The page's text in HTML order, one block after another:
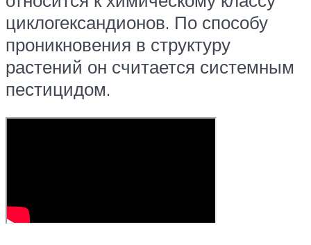
циклогександионов. По способу
проникновения в структуру
растений он считается системным
пестицидом.